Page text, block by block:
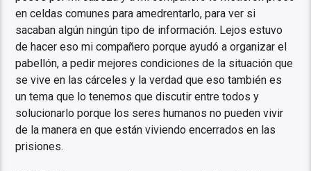
en celdas comunes para amedrentarlo, para ver si
sacaban algún ningún tipo de información. Lejos estuvo
de hacer eso mi compañero porque ayudó a organizar el
pabellón, a pedir mejores condiciones de la situación que
se vive en las cárceles y la verdad que eso también es
un tema que lo tenemos que discutir entre todos y
solucionarlo porque los seres humanos no pueden vivir
de la manera en que están viviendo encerrados en las
prisiones.